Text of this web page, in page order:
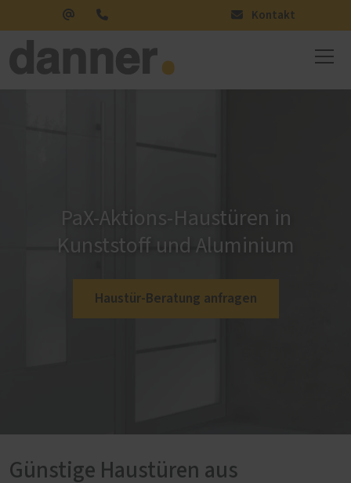
Kontakt
PaX-Aktions-Haustüren in
Kunststoff und Aluminium
Haustür-Beratung anfragen
Günstige Haustüren aus